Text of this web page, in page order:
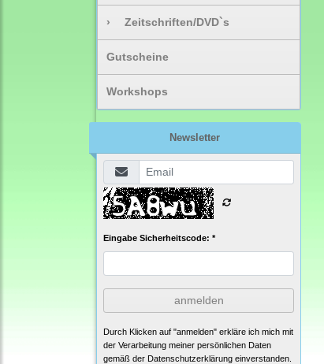
› Zeitschriften/DVD`s
Gutscheine
Workshops
Newsletter
Eingabe Sicherheitscode: *
anmelden
Durch Klicken auf "anmelden" erkläre ich mich mit
der Verarbeitung meiner persönlichen Daten
gemäß der Datenschutzerklärung einverstanden.